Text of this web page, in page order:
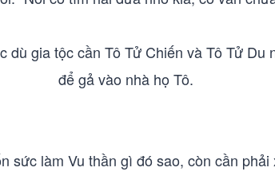
gia tộc cần Tô Tử Chiến và Tô Tử
để gả vào nhà họ Tô.
sức làm Vu thần gì đó sao, còn cần